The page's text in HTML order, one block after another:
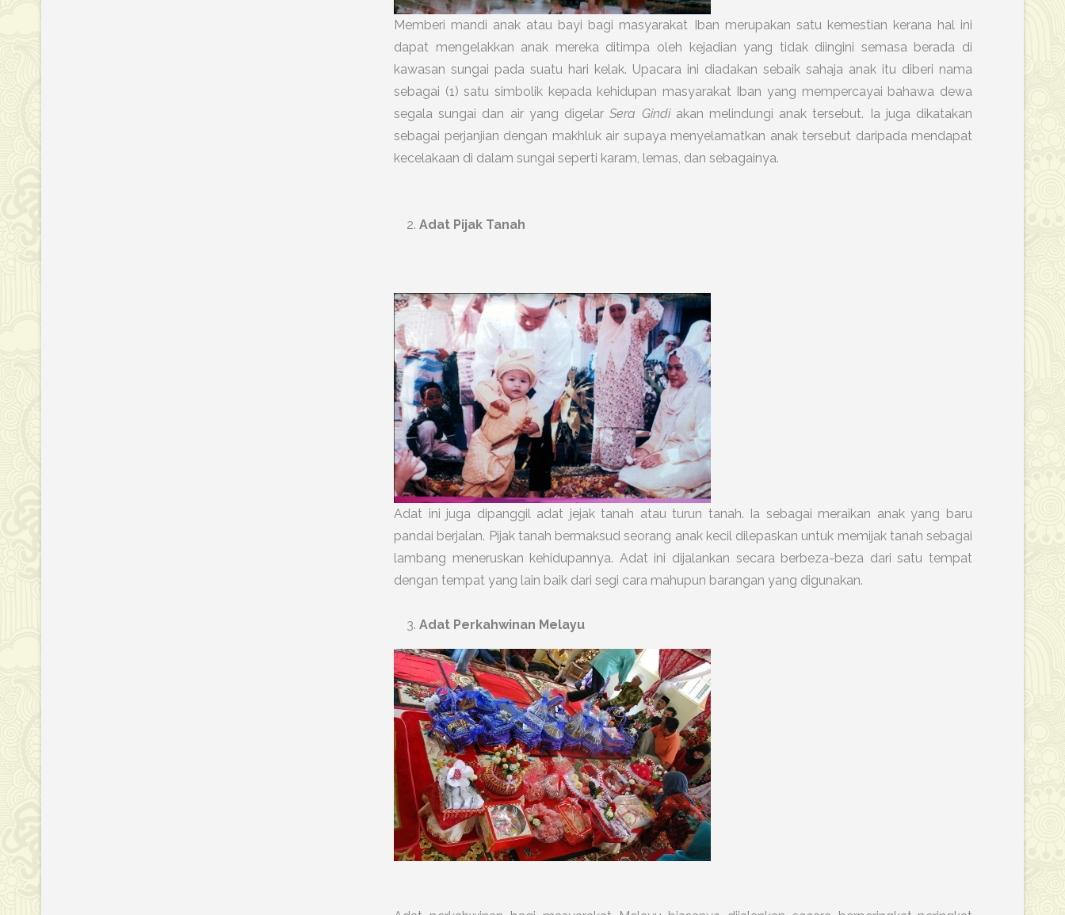
Memberi mandi anak atau bayi bagi masyarakat Iban merupakan satu kemestian kerana hal ini
dapat mengelakkan anak mereka ditimpa oleh kejadian yang tidak diingini semasa berada di
kawasan sungai pada suatu hari kelak. Upacara ini diadakan sebaik sahaja anak itu diberi nama
sebagai (1) satu simbolik kepada kehidupan masyarakat Iban yang mempercayai bahawa dewa
segala sungai dan air yang digelarSera Gindiakan melindungi anak tersebut. Ia juga dikatakan
sebagai perjanjian dengan makhluk air supaya menyelamatkan anak tersebut daripada mendapat
kecelakaan di dalam sungai seperti karam, lemas, dan sebagainya.
Adat Pijak Tanah
Adat ini juga dipanggil adat jejak tanah atau turun tanah. Ia sebagai meraikan anak yang baru
pandai berjalan. Pijak tanah bermaksud seorang anak kecil dilepaskan untuk memijak tanah sebagai
lambang meneruskan kehidupannya. Adat ini dijalankan secara berbeza-beza dari satu tempat
dengan tempat yang lain baik dari segi cara mahupun barangan yang digunakan.
Adat Perkahwinan Melayu